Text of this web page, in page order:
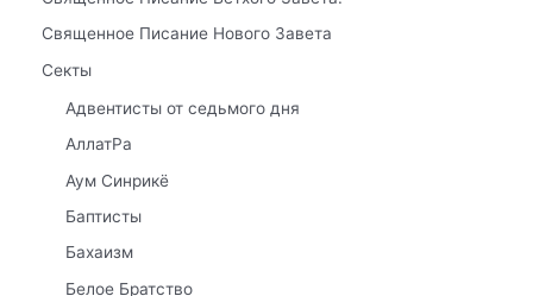
Священное Писание Нового Завета
Секты
Адвентисты от седьмого дня
АллатРа
Аум Синрикё
Баптисты
Бахаизм
Белое Братство